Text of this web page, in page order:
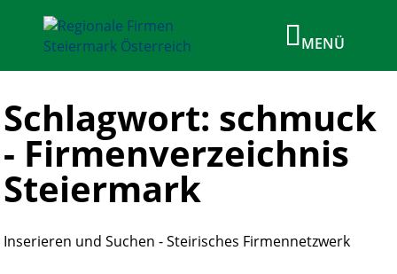
Schlagwort: schmuck
- Firmenverzeichnis
Steiermark
Inserieren und Suchen - Steirisches Firmennetzwerk